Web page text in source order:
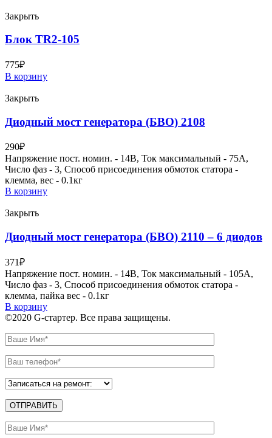
Закрыть
Блок TR2-105
775₽
В корзину
Закрыть
Диодный мост генератора (БВО) 2108
290₽
Напряжение пост. номин. - 14В, Ток максимальный - 75А,
Число фаз - 3, Способ присоединения обмоток статора -
клемма, вес - 0.1кг
В корзину
Закрыть
Диодный мост генератора (БВО) 2110 – 6 диодов
371₽
Напряжение пост. номин. - 14В, Ток максимальный - 105А,
Число фаз - 3, Способ присоединения обмоток статора -
клемма, пайка вес - 0.1кг
В корзину
©2020 G-стартер. Все права защищены.